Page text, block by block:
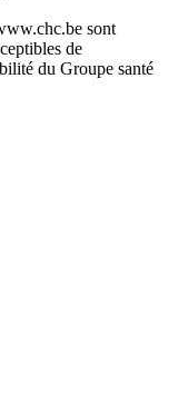
sont
de
du Groupe santé